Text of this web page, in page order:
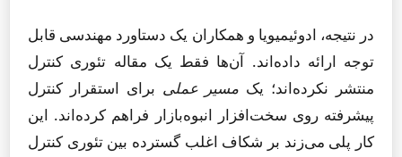
در نتیجه، ادوئیمیویا و همکاران یک دستاورد مهندسی قابل
توجه ارائه داده‌اند. آن‌ها فقط یک مقاله تئوری کنترل
منتشر نکرده‌اند؛ یک مسیر عملی برای استقرار کنترل
پیشرفته روی سخت‌افزار انبوه‌بازار فراهم کرده‌اند. این
کار پلی می‌زند بر شکاف اغلب گسترده بین تئوری کنترل